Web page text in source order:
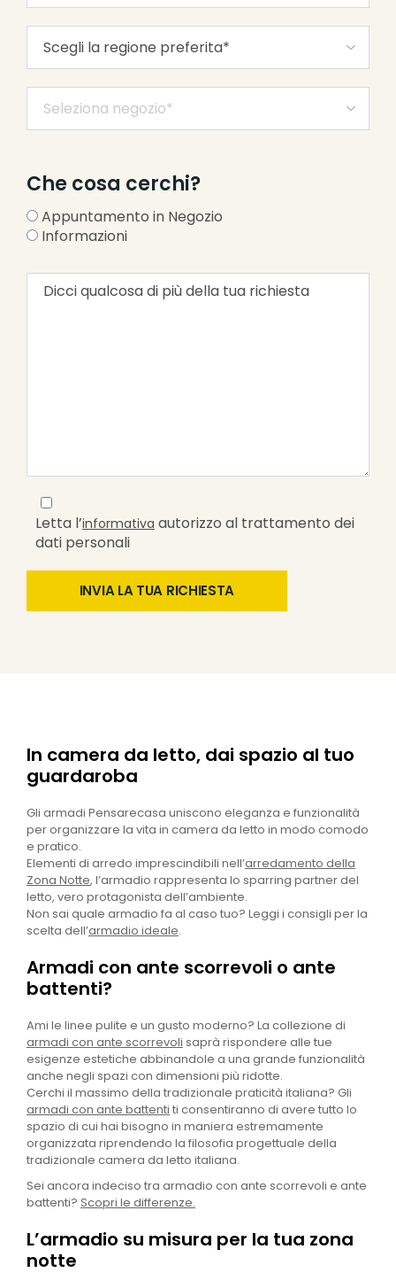
Che cosa cerchi?
Appuntamento in Negozio
Informazioni
Letta l’informativa autorizzo al trattamento dei
dati personali
In camera da letto, dai spazio al tuo
guardaroba
Gli armadi Pensarecasa uniscono eleganza e funzionalità
per organizzare la vita in camera da letto in modo comodo
e pratico.
Elementi di arredo imprescindibili nell’arredamento della
Zona Notte, l’armadio rappresenta lo sparring partner del
letto, vero protagonista dell’ambiente.
Non sai quale armadio fa al caso tuo? Leggi i consigli per la
scelta dell’armadio ideale.
Armadi con ante scorrevoli o ante
battenti?
Ami le linee pulite e un gusto moderno? La collezione di
armadi con ante scorrevoli saprà rispondere alle tue
esigenze estetiche abbinandole a una grande funzionalità
anche negli spazi con dimensioni più ridotte.
Cerchi il massimo della tradizionale praticità italiana? Gli
armadi con ante battenti ti consentiranno di avere tutto lo
spazio di cui hai bisogno in maniera estremamente
organizzata riprendendo la filosofia progettuale della
tradizionale camera da letto italiana.
Sei ancora indeciso tra armadio con ante scorrevoli e ante
battenti? Scopri le differenze.
L’armadio su misura per la tua zona
notte